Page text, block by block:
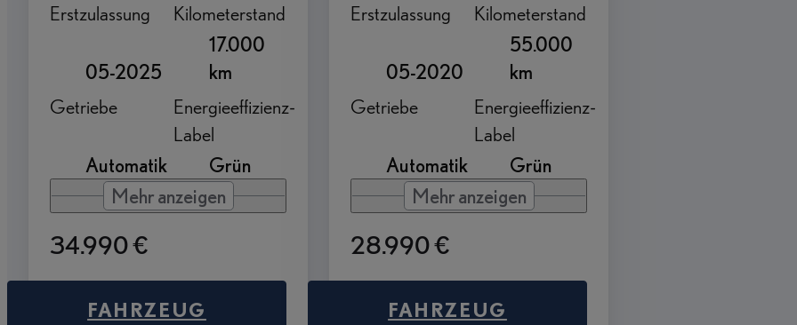
Erstzulassung
05-2025
Kilometerstand
17.000
km
Getriebe
Automatik
Energieeffizienz-
Label
Grün
Mehr anzeigen
34.990 €
FAHRZEUG
Erstzulassung
05-2020
Kilometerstand
55.000
km
Getriebe
Automatik
Energieeffizienz-
Label
Grün
Mehr anzeigen
28.990 €
FAHRZEUG